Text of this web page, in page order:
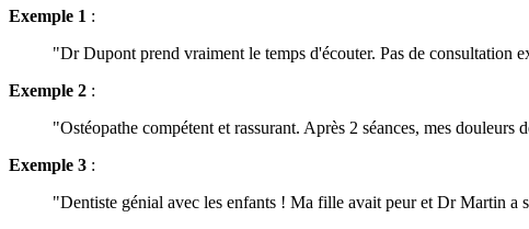
Exemple 1 :
"Dr Dupont prend vraiment le temps d'écouter. Pas de consultation
Exemple 2 :
"Ostéopathe compétent et rassurant. Après 2 séances, mes
Exemple 3 :
"Dentiste génial avec les enfants ! Ma fille avait peur et Dr Martin a